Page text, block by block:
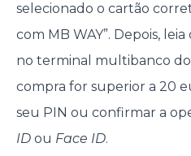
selecionado o cartão
com MB WAY”. Depois,
no terminal multibanco
compra for superior a 20
seu PIN ou confirmar a
IDou Face ID.